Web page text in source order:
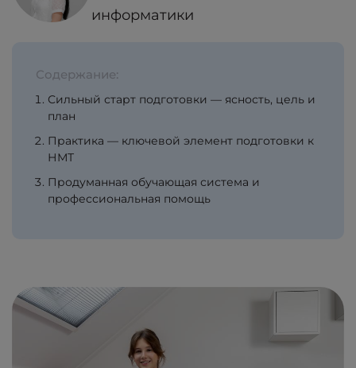
информатики
Содержание:
Сильный старт подготовки — ясность, цель и
план
Практика — ключевой элемент подготовки к
НМТ
Продуманная обучающая система и
профессиональная помощь